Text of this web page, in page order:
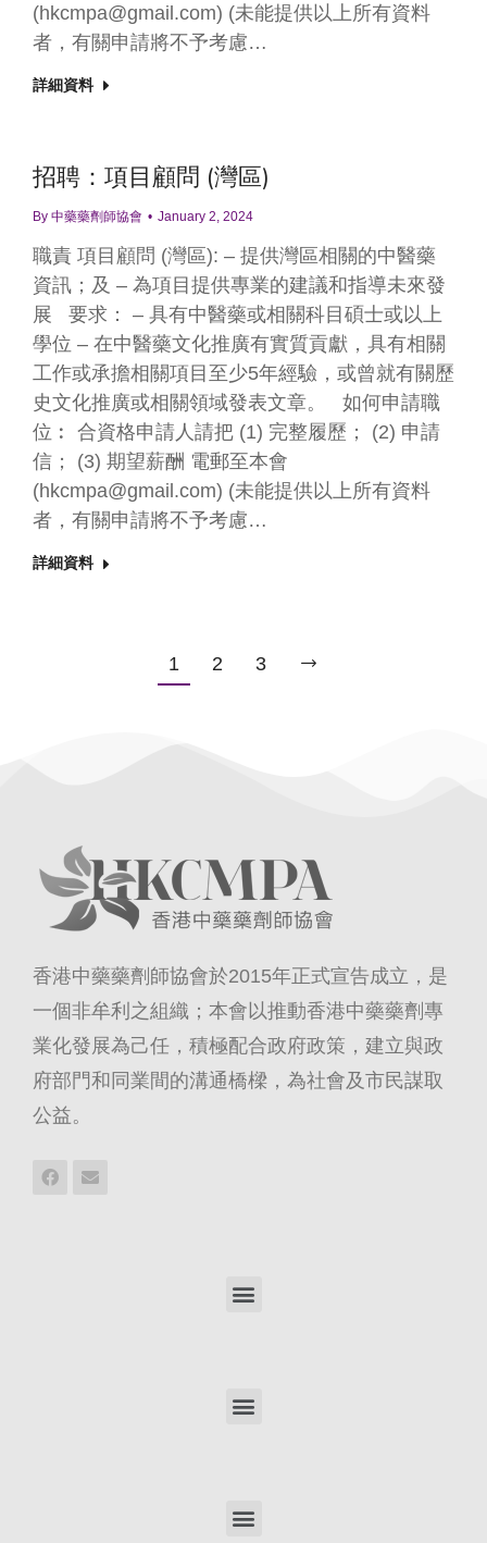
(hkcmpa@gmail.com) (未能提供以上所有資料
者，有關申請將不予考慮…
詳細資料
招聘：項目顧問 (灣區)
By 中藥藥劑師協會 January 2, 2024
職責 項目顧問 (灣區): – 提供灣區相關的中醫藥
資訊；及 – 為項目提供專業的建議和指導未來發
展 要求： – 具有中醫藥或相關科目碩士或以上
學位 – 在中醫藥文化推廣有實質貢獻，具有相關
工作或承擔相關項目至少5年經驗，或曾就有關歷
史文化推廣或相關領域發表文章。 如何申請職
位︰ 合資格申請人請把 (1) 完整履歷； (2) 申請
信； (3) 期望薪酬 電郵至本會
(hkcmpa@gmail.com) (未能提供以上所有資料
者，有關申請將不予考慮…
詳細資料
1 2 3
香港中藥藥劑師協會於2015年正式宣告成立，是
一個非牟利之組織；本會以推動香港中藥藥劑專
業化發展為己任，積極配合政府政策，建立與政
府部門和同業間的溝通橋樑，為社會及市民謀取
公益。